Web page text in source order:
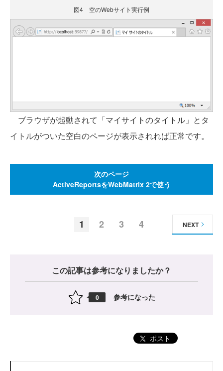
図4 空のWebサイト実行例
ブラウザが起動されて「マイサイトのタイトル」とタ
イトルがついた空白のページが表示されれば正常です。
次のページ
ActiveReportsをWebMatrix 2で使う
1 2 3 4 NEXT
この記事は参考になりましたか？
0 参考になった
ポスト